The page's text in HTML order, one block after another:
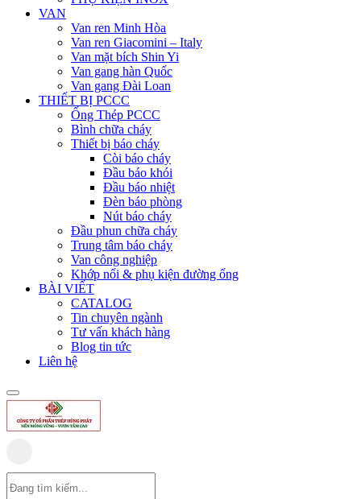
VAN
Van ren Minh Hòa
Van ren Giacomini – Italy
Van mặt bích Shin Yi
Van gang hàn Quốc
Van gang Đài Loan
THIẾT BỊ PCCC
Ống Thép PCCC
Bình chữa cháy
Thiết bị báo cháy
Còi báo cháy
Đầu báo khói
Đầu báo nhiệt
Đèn báo phòng
Nút báo cháy
Đầu phun chữa cháy
Trung tâm báo cháy
Van công nghiệp
Khớp nối & phụ kiện đường ống
BÀI VIẾT
CATALOG
Tin chuyên ngành
Tư vấn khách hàng
Blog tin tức
Liên hệ